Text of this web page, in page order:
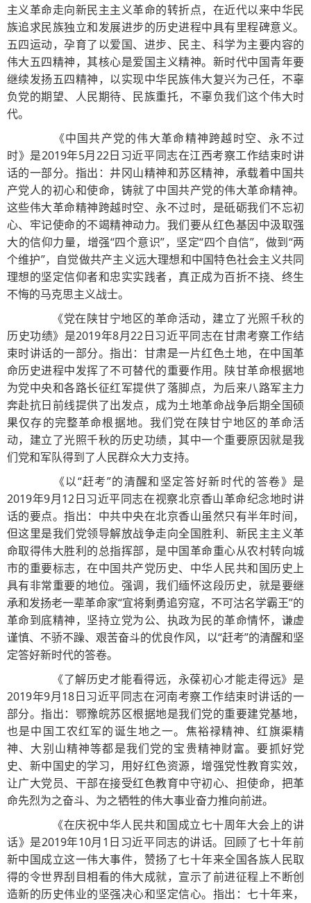
主义革命走向新民主主义革命的转折点，在近代以来中华民
族追求民族独立和发展进步的历史进程中具有里程碑意义。
五四运动，孕育了以爱国、进步、民主、科学为主要内容的
伟大五四精神，其核心是爱国主义精神。新时代中国青年要
继续发扬五四精神，以实现中华民族伟大复兴为己任，不辜
负党的期望、人民期待、民族重托，不辜负我们这个伟大时
代。
《中国共产党的伟大革命精神跨越时空、永不过
时》是2019年5月22日习近平同志在江西考察工作结束时讲
话的一部分。指出：井冈山精神和苏区精神，承载着中国共
产党人的初心和使命，铸就了中国共产党的伟大革命精神。
这些伟大革命精神跨越时空、永不过时，是砥砺我们不忘初
心、牢记使命的不竭精神动力。我们要从红色基因中汲取强
大的信仰力量，增强“四个意识”，坚定“四个自信”，做到“两
个维护”，自觉做共产主义远大理想和中国特色社会主义共同
理想的坚定信仰者和忠实实践者，真正成为百折不挠、终生
不悔的马克思主义战士。
《党在陕甘宁地区的革命活动，建立了光照千秋的
历史功绩》是2019年8月22日习近平同志在甘肃考察工作结
束时讲话的一部分。指出：甘肃是一片红色土地，在中国革
命历史进程中发挥了不可替代的重要作用。陕甘革命根据地
为党中央和各路长征红军提供了落脚点，为后来八路军主力
奔赴抗日前线提供了出发点，成为土地革命战争后期全国硕
果仅存的完整革命根据地。我们党在陕甘宁地区的革命活
动，建立了光照千秋的历史功绩，其中一个重要原因就是我
们党和军队得到了人民群众大力支持。
《以“赶考”的清醒和坚定答好新时代的答卷》是
2019年9月12日习近平同志在视察北京香山革命纪念地时讲
话的要点。指出：中共中央在北京香山虽然只有半年时间，
但这里是我们党领导解放战争走向全国胜利、新民主主义革
命取得伟大胜利的总指挥部，是中国革命重心从农村转向城
市的重要标志，在中国共产党历史、中华人民共和国历史上
具有非常重要的地位。强调，我们缅怀这段历史，就是要继
承和发扬老一辈革命家“宜将剩勇追穷寇，不可沽名学霸王”的
革命到底精神，坚持立党为公、执政为民的革命情怀，谦虚
谨慎、不骄不躁、艰苦奋斗的优良作风，以“赶考”的清醒和坚
定答好新时代的答卷。
《了解历史才能看得远，永葆初心才能走得远》是
2019年9月18日习近平同志在河南考察工作结束时讲话的一
部分。指出：鄂豫皖苏区根据地是我们党的重要建党基地，
也是中国工农红军的诞生地之一。焦裕禄精神、红旗渠精
神、大别山精神等都是我们党的宝贵精神财富。要抓好党
史、新中国史的学习，用好红色资源，增强党性教育实效，
让广大党员、干部在接受红色教育中守初心、担使命，把革
命先烈为之奋斗、为之牺牲的伟大事业奋力推向前进。
《在庆祝中华人民共和国成立七十周年大会上的讲
话》是2019年10月1日习近平同志的讲话。回顾了七十年前
新中国成立这一伟大事件，赞扬了七十年来全国各族人民取
得的令世界刮目相看的伟大成就，宣示了前进征程上不断创
造新的历史伟业的坚强决心和坚定信心。指出：七十年来，